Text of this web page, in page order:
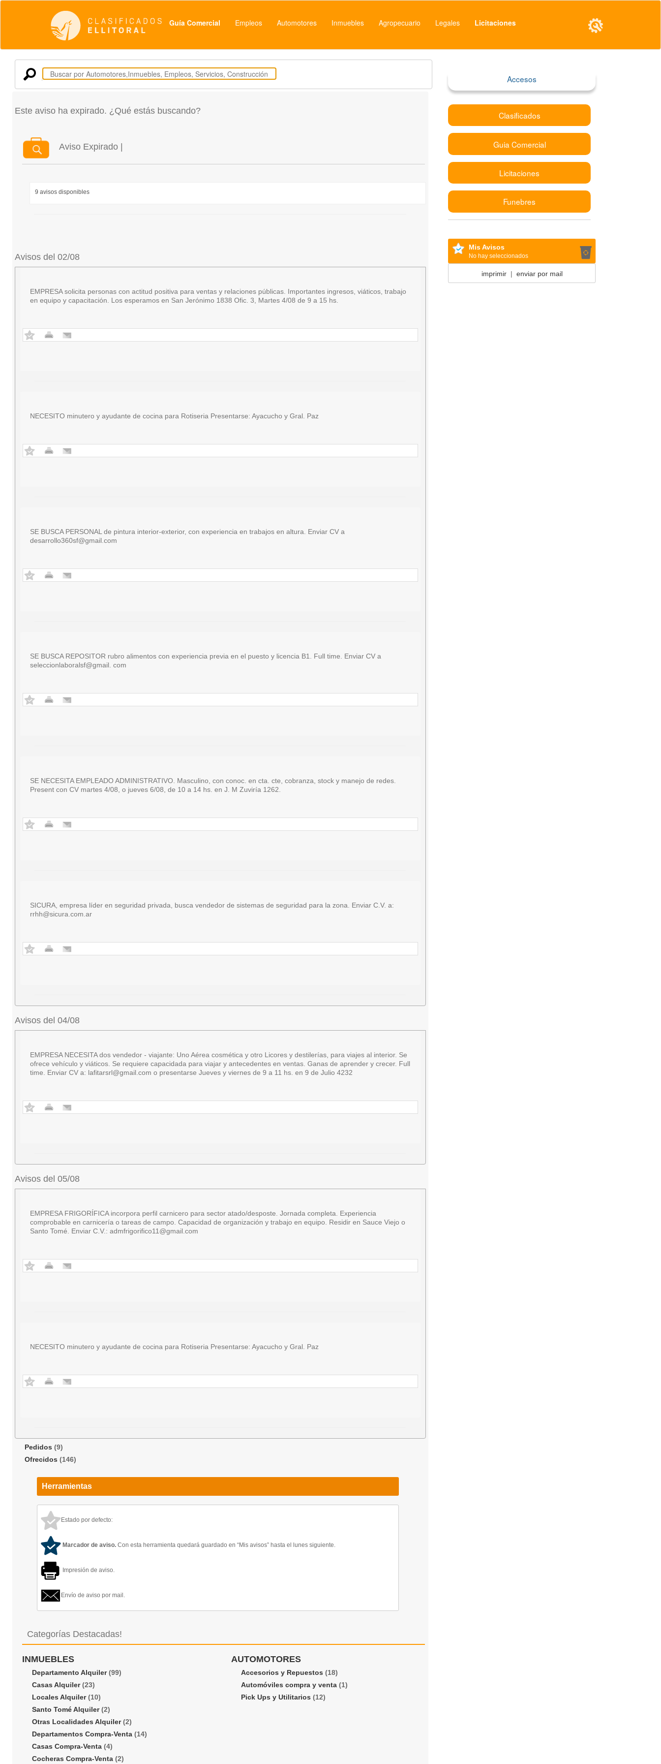
Guía Comercial Empleos Automotores Inmuebles Agropecuario Legales Licitaciones
Este aviso ha expirado. ¿Qué estás buscando?
Aviso Expirado |
9 avisos disponibles
Avisos del 02/08
EMPRESA solicita personas con actitud positiva para ventas y relaciones públicas. Importantes ingresos, viáticos, trabajo
en equipo y capacitación. Los esperamos en San Jerónimo 1838 Ofic. 3, Martes 4/08 de 9 a 15 hs.
NECESITO minutero y ayudante de cocina para Rotiseria Presentarse: Ayacucho y Gral. Paz
SE BUSCA PERSONAL de pintura interior-exterior, con experiencia en trabajos en altura. Enviar CV a
desarrollo360sf@gmail.com
SE BUSCA REPOSITOR rubro alimentos con experiencia previa en el puesto y licencia B1. Full time. Enviar CV a
seleccionlaboralsf@gmail. com
SE NECESITA EMPLEADO ADMINISTRATIVO. Masculino, con conoc. en cta. cte, cobranza, stock y manejo de redes.
Present con CV martes 4/08, o jueves 6/08, de 10 a 14 hs. en J. M Zuviría 1262.
SICURA, empresa líder en seguridad privada, busca vendedor de sistemas de seguridad para la zona. Enviar C.V. a:
rrhh@sicura.com.ar
Avisos del 04/08
EMPRESA NECESITA dos vendedor - viajante: Uno Aérea cosmética y otro Licores y destilerías, para viajes al interior. Se
ofrece vehículo y viáticos. Se requiere capacidada para viajar y antecedentes en ventas. Ganas de aprender y crecer. Full
time. Enviar CV a: lafitarsrl@gmail.com o presentarse Jueves y viernes de 9 a 11 hs. en 9 de Julio 4232
Avisos del 05/08
EMPRESA FRIGORÍFICA incorpora perfil carnicero para sector atado/desposte. Jornada completa. Experiencia
comprobable en carnicería o tareas de campo. Capacidad de organización y trabajo en equipo. Residir en Sauce Viejo o
Santo Tomé. Enviar C.V.: admfrigorifico11@gmail.com
NECESITO minutero y ayudante de cocina para Rotiseria Presentarse: Ayacucho y Gral. Paz
Pedidos (9)
Ofrecidos (146)
Herramientas
Estado por defecto:
Marcador de aviso. Con esta herramienta quedará guardado en “Mis avisos” hasta el lunes siguiente.
Impresión de aviso.
Envío de aviso por mail.
Categorías Destacadas!
INMUEBLES
Departamento Alquiler(99)
Casas Alquiler(23)
Locales Alquiler(10)
Santo Tomé Alquiler(2)
Otras Localidades Alquiler(2)
Departamentos Compra-Venta (14)
Casas Compra-Venta (4)
Cocheras Compra-Venta (2)
AUTOMOTORES
Accesorios y Repuestos (18)
Automóviles compra y venta(1)
Pick Ups y Utilitarios (12)
Accesos
Clasificados
Guia Comercial
Licitaciones
Funebres
Mis Avisos
No hay seleccionados
imprimir| enviar por mail